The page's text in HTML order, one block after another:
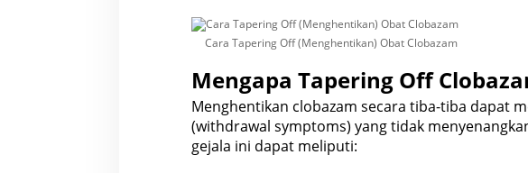
Cara Tapering Off (Menghentikan) Obat Clobazam
Mengapa Tapering Off
Menghentikan clobazam secara tiba-tiba dapat
(withdrawal symptoms) yang tidak
gejala ini dapat meliputi: